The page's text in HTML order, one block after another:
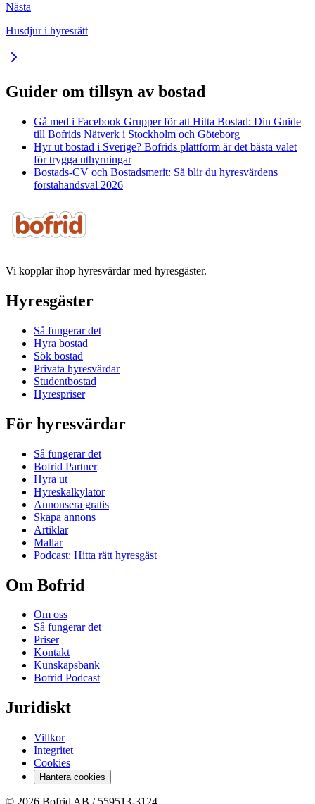
Nästa
Husdjur i hyresrätt
Guider om tillsyn av bostad
Gå med i Facebook Grupper för att Hitta Bostad: Din Guide
till Bofrids Nätverk i Stockholm och Göteborg
Hyr ut bostad i Sverige? Bofrids plattform är det bästa valet
för trygga uthyrningar
Bostads-CV och Bostadsmerit: Så blir du hyresvärdens
förstahandsval 2026
Vi kopplar ihop hyresvärdar med hyresgäster.
Hyresgäster
Så fungerar det
Hyra bostad
Sök bostad
Privata hyresvärdar
Studentbostad
Hyrespriser
För hyresvärdar
Så fungerar det
Bofrid Partner
Hyra ut
Hyreskalkylator
Annonsera gratis
Skapa annons
Artiklar
Mallar
Podcast: Hitta rätt hyresgäst
Om Bofrid
Om oss
Så fungerar det
Priser
Kontakt
Kunskapsbank
Bofrid Podcast
Juridiskt
Villkor
Integritet
Cookies
Hantera cookies